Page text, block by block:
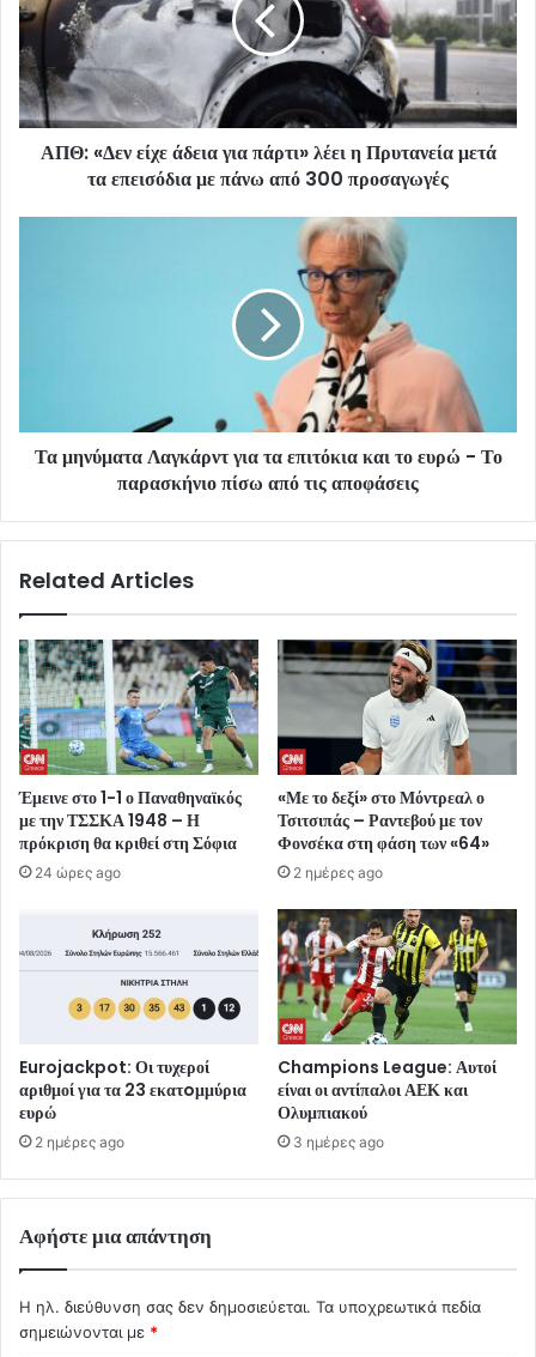
ΑΠΘ: «Δεν είχε άδεια για πάρτι» λέει η Πρυτανεία μετά
τα επεισόδια με πάνω από 300 προσαγωγές
Τα μηνύματα Λαγκάρντ για τα επιτόκια και το ευρώ - Το
παρασκήνιο πίσω από τις αποφάσεις
Related Articles
Έμεινε στο 1-1 ο Παναθηναϊκός
με την ΤΣΣΚΑ 1948 – Η
πρόκριση θα κριθεί στη Σόφια
24 ώρες ago
«Με το δεξί» στο Μόντρεαλ ο
Τσιτσιπάς – Ραντεβού με τον
Φονσέκα στη φάση των «64»
2 ημέρες ago
Eurojackpot: Οι τυχεροί
αριθμοί για τα 23 εκατoμμύρια
ευρώ
2 ημέρες ago
Champions League: Αυτοί
είναι οι αντίπαλοι ΑΕΚ και
Ολυμπιακού
3 ημέρες ago
Αφήστε μια απάντηση
Η ηλ. διεύθυνση σας δεν δημοσιεύεται. Τα υποχρεωτικά πεδία
σημειώνονται με *